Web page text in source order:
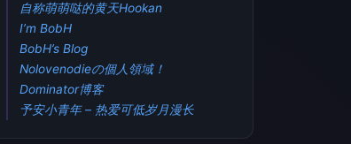
自称萌萌哒的黄天Hookan
I’m BobH
BobH’s Blog
Nolovenodieの個人領域！
Dominator博客
予安小青年 – 热爱可低岁月漫长